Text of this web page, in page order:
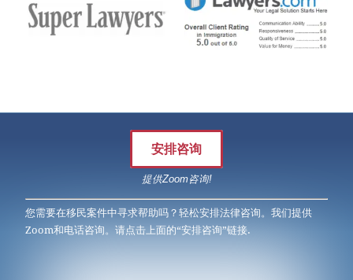
安排咨询
提供Zoom咨询!
您需要在移民案件中寻求帮助吗？轻松安排法律咨询。我们提供
Zoom和电话咨询。请点击上面的“安排咨询”链接.